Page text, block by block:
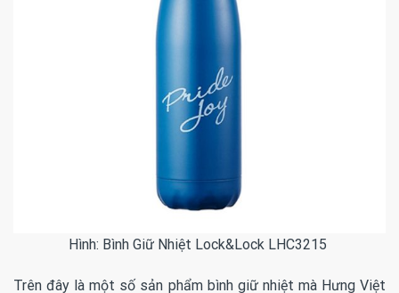
Hình: Bình Giữ Nhiệt Lock&Lock LHC3215
Trên đây là một số sản phẩm bình giữ nhiệt mà Hưng Việt